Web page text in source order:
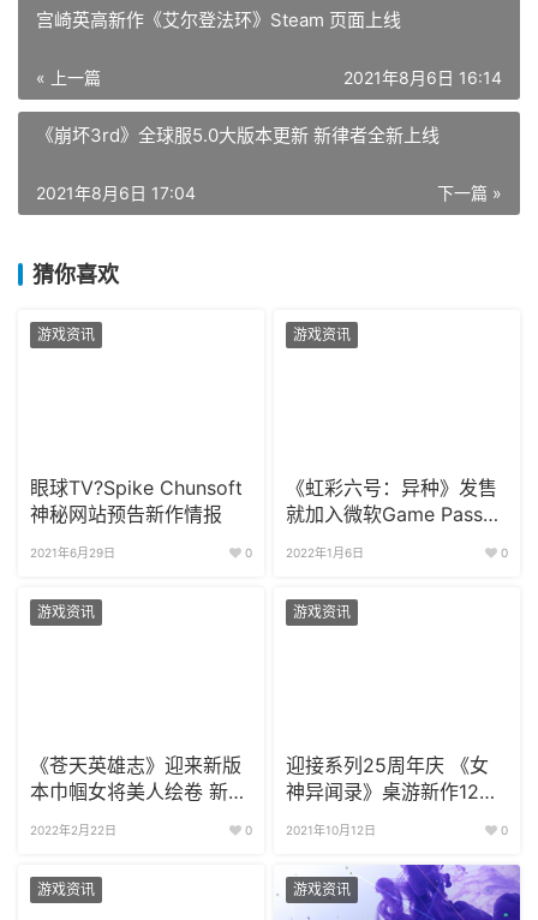
宫崎英高新作《艾尔登法环》Steam 页面上线
« 上一篇 2021年8月6日 16:14
《崩坏3rd》全球服5.0大版本更新 新律者全新上线
下一篇 »
2021年8月6日 17:04
猜你喜欢
游戏资讯
眼球TV?Spike Chunsoft
神秘网站预告新作情报
2021年6月29日 0
游戏资讯
《虹彩六号：异种》发售
就加入微软Game Pass
2022年1月6日 0
游戏资讯
《苍天英雄志》迎来新版
本巾帼女将美人绘卷 新武
2022年2月22日 0
游戏资讯
迎接系列25周年庆 《女
神异闻录》桌游新作12月
2021年10月12日 0
游戏资讯 游戏资讯